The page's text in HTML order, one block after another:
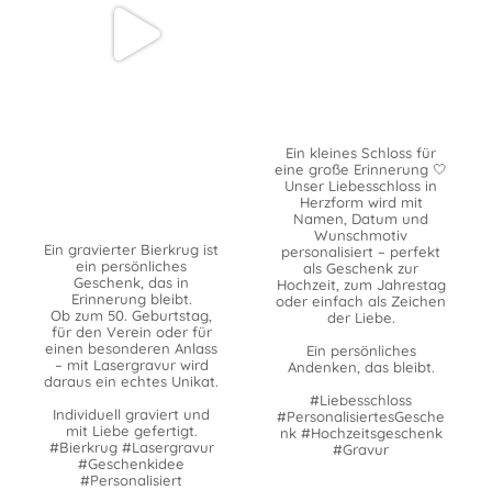
Ein gravierter Bierkrug ist
ein persönliches
Geschenk, das in
Erinnerung bleibt.
Ob zum 50. Geburtstag,
für den Verein oder für
einen besonderen Anlass
– mit Lasergravur wird
daraus ein echtes Unikat.
Individuell graviert und
mit Liebe gefertigt.
#Bierkrug #Lasergravur
#Geschenkidee
#Personalisiert
Ein kleines Schloss für
eine große Erinnerung 🤍
Unser Liebesschloss in
Herzform wird mit
Namen, Datum und
Wunschmotiv
personalisiert – perfekt
als Geschenk zur
Hochzeit, zum Jahrestag
oder einfach als Zeichen
der Liebe.
Ein persönliches
Andenken, das bleibt.
#Liebesschloss
#PersonalisiertesGesche
nk #Hochzeitsgeschenk
#Gravur